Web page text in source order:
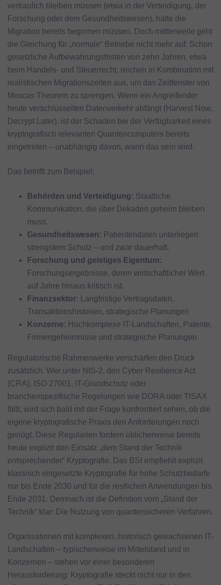
vertraulich bleiben müssen (etwa in der Verteidigung, der
Forschung oder dem Gesundheitswesen), hätte die
Migration bereits beginnen müssen. Doch mittlerweile geht
die Gleichung für „normale“ Betriebe nicht mehr auf. Schon
gesetzliche Aufbewahrungsfristen von zehn Jahren, etwa
beim Handels- und Steuerrecht, reichen in Kombination mit
realistischen Migrationszeiten aus, um das Zeitfenster von
Moscas Theorem zu sprengen. Wenn ein Angreifender
heute verschlüsselten Datenverkehr abfängt (Harvest Now,
Decrypt Later), ist der Schaden bei der Verfügbarkeit eines
kryptografisch relevanten Quantencomputers bereits
eingetreten – unabhängig davon, wann das sein wird.
Das betrifft zum Beispiel:
Behörden und Verteidigung: Staatliche
Kommunikation, die über Dekaden geheim bleiben
muss.
Gesundheitswesen: Patientendaten unterliegen
strengstem Schutz – und zwar dauerhaft.
Forschung und geistiges Eigentum:
Forschungsergebnisse, deren wirtschaftlicher Wert
auf Jahre hinaus kritisch ist.
Finanzsektor: Langfristige Vertragsdaten,
Transaktionshistorien, strategische Planungen
Konzerne: Hochkomplexe IT-Landschaften, Patente,
Firmengeheimnisse und strategische Planungen
Regulatorische Rahmenwerke verschärfen den Druck
zusätzlich. Wer unter NIS-2, den Cyber Resilience Act
(CRA), ISO 27001, IT-Grundschutz oder
branchenspezifische Regelungen wie DORA oder TISAX
fällt, wird sich bald mit der Frage konfrontiert sehen, ob die
eigene kryptografische Praxis den Anforderungen noch
genügt. Diese Regularien fordern üblicherweise bereits
heute explizit den Einsatz „dem Stand der Technik
entsprechender“ Kryptografie. Das BSI empfiehlt explizit
klassisch eingesetzte Kryptografie für hohe Schutzbedarfe
nur bis Ende 2030 und für die restlichen Anwendungen bis
Ende 2031. Demnach ist die Definition vom „Stand der
Technik“ klar: Die Nutzung von quantensicheren Verfahren.
Organisationen mit komplexen, historisch gewachsenen IT-
Landschaften – typischerweise im Mittelstand und in
Konzernen – stehen vor einer besonderen
Herausforderung: Kryptografie steckt nicht nur in den